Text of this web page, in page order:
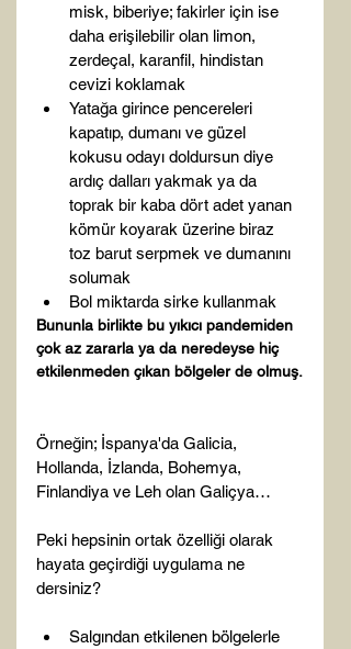
misk, biberiye; fakirler için ise
daha erişilebilir olan limon,
zerdeçal, karanfil, hindistan
cevizi koklamak
Yatağa girince pencereleri
kapatıp, dumanı ve güzel
kokusu odayı doldursun diye
ardıç dalları yakmak ya da
toprak bir kaba dört adet yanan
kömür koyarak üzerine biraz
toz barut serpmek ve dumanını
solumak
Bol miktarda sirke kullanmak
Bununla birlikte bu yıkıcı pandemiden
çok az zararla ya da neredeyse hiç
etkilenmeden çıkan bölgeler de olmuş.
Örneğin; İspanya'da Galicia,
Hollanda, İzlanda, Bohemya,
Finlandiya ve Leh olan Galiçya…
Peki hepsinin ortak özelliği olarak
hayata geçirdiği uygulama ne
Salgından etkilenen bölgelerle